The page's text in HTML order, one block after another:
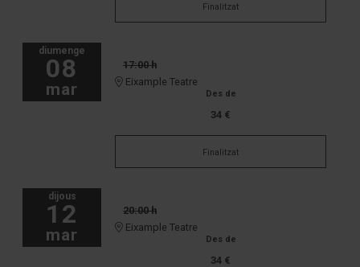
Finalitzat
diumenge
08
mar
17:00 h
Eixample Teatre
Des de
34 €
Finalitzat
dijous
12
mar
20:00 h
Eixample Teatre
Des de
34 €